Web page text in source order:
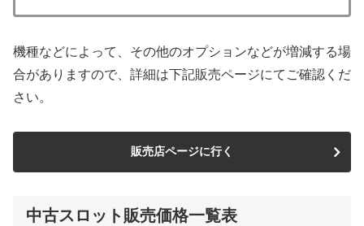
機種などによって、その他のオプションなどが増減する場
合がありますので、詳細は下記販売ページにてご確認くだ
さい。
販売店ページに行く
中古スロット販売価格一覧表